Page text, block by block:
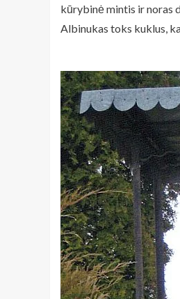
kūrybinė mintis ir noras
Albinukas toks kuklus,